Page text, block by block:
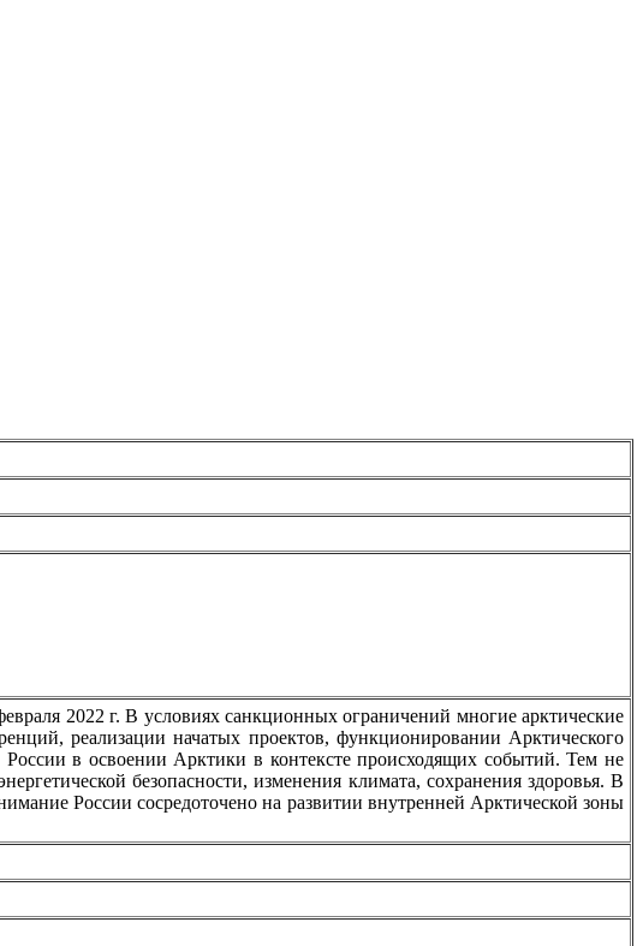
2022 г. В условиях санкционных ограничений многие арктические
реализации начатых проектов, функционировании Арктического
в освоении Арктики в контексте происходящих событий. Тем не
безопасности, изменения климата, сохранения здоровья. В
России сосредоточено на развитии внутренней Арктической зоны